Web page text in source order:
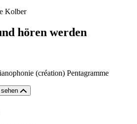
Kolber
hören werden
(création) Pentagramme